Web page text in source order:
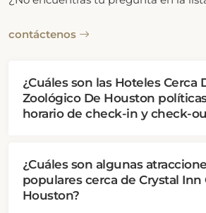
contáctenos
¿Cuáles son las Hoteles Cerca
Zoológico De Houston
horario de check-in y check-
¿Cuáles son algunas
populares cerca de Crystal Inn
Houston?